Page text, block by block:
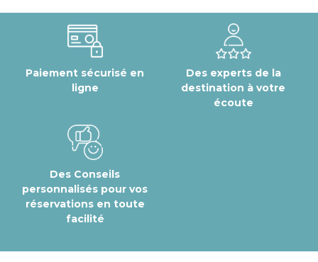
Paiement sécurisé en
ligne
Des experts de la
destination à votre
écoute
Des Conseils
personnalisés pour vos
réservations en toute
facilité